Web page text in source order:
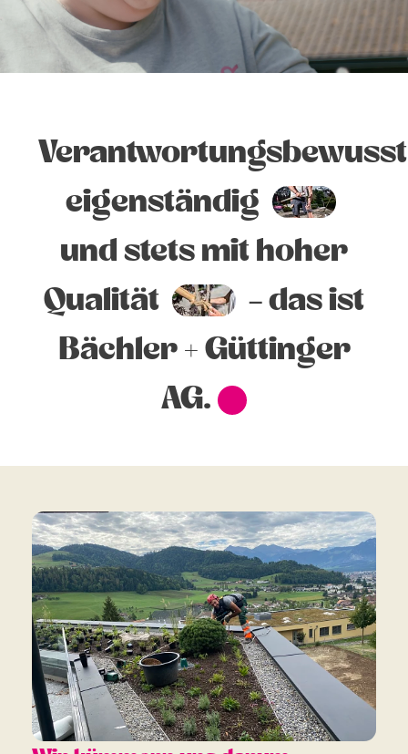
eigenständig
und stets mit hoher
Qualität
– das ist
Bächler + Güttinger
AG.